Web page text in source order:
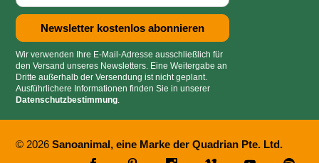
Wir verwenden Ihre E-Mail-Adresse ausschließlich für
den Versand unseres Newsletters. Eine Weitergabe an
Dritte außerhalb der Versendung ist nicht geplant.
Ausführlichere Informationen finden Sie in unserer
Datenschutzbestimmung
© 2026Sanoanimal, eine Marke der Quadrian Pte. Ltd.